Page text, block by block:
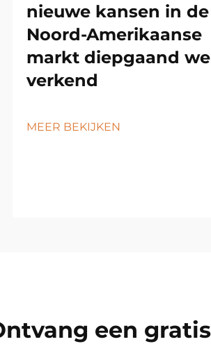
nieuwe kansen in de
Noord-Amerikaanse
markt diepgaand
verkend
MEER BEKIJKEN
een